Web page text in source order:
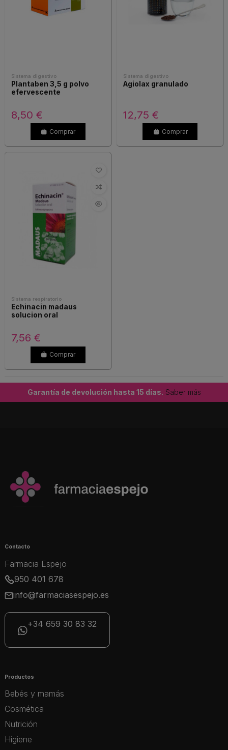
Sistema digestivo
Plantaben 3,5 g polvo
efervescente
8,50 €
Comprar
Sistema digestivo
Agiolax granulado
12,75 €
Comprar
Sistema respiratorio
Echinacin madaus
solucion oral
7,56 €
Comprar
Garantía de devolución hasta 15 días. Saber más
Contacto
Farmacia Espejo
950 401 678
info@farmaciasespejo.es
+34 659 30 83 32
Productos
Bebés y mamás
Cosmética
Nutrición
Higiene